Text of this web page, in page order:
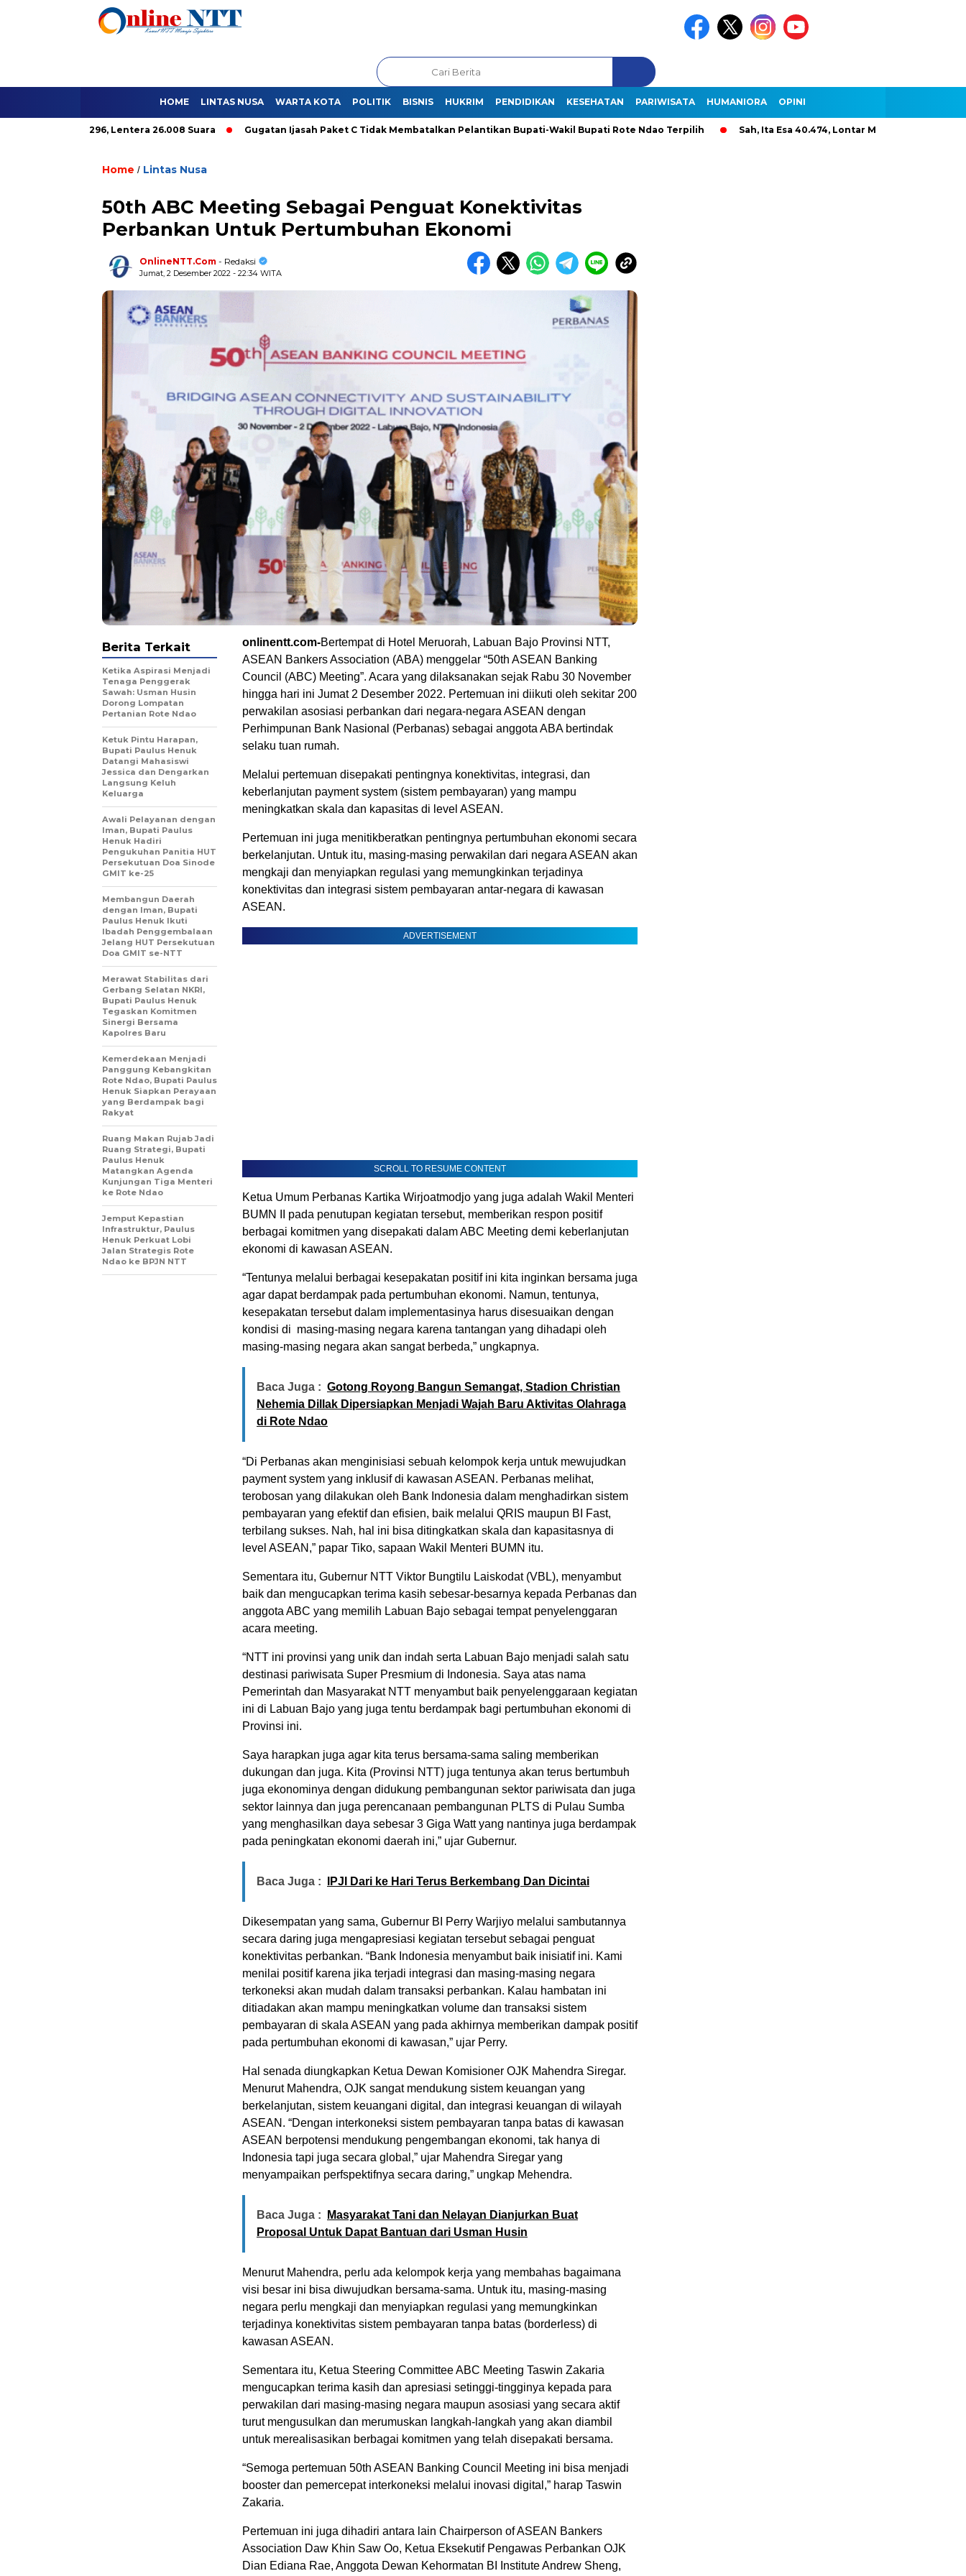
HOME LINTAS NUSA WARTA KOTA POLITIK BISNIS HUKRIM PENDIDIKAN KESEHATAN PARIWISATA HUMANIORA OPINI
Hanya 9.296, Lentera 26.008 Suara Gugatan Ijasah Paket C Tidak Membatalkan Pelantikan Bupati-Wakil Bupati Rote Ndao Terpilih Sah, Ita Esa 40.474, Lontar Malole Hanya 9.296,
Home / Lintas Nusa
50th ABC Meeting Sebagai Penguat Konektivitas
Perbankan Untuk Pertumbuhan Ekonomi
OnlineNTT.Com - Redaksi
Jumat, 2 Desember 2022 - 22:34 WITA
onlinentt.com-Bertempat di Hotel Meruorah, Labuan Bajo Provinsi NTT,
ASEAN Bankers Association (ABA) menggelar “50th ASEAN Banking
Council (ABC) Meeting”. Acara yang dilaksanakan sejak Rabu 30 November
hingga hari ini Jumat 2 Desember 2022. Pertemuan ini diikuti oleh sekitar 200
perwakilan asosiasi perbankan dari negara-negara ASEAN dengan
Perhimpunan Bank Nasional (Perbanas) sebagai anggota ABA bertindak
selaku tuan rumah.
Melalui pertemuan disepakati pentingnya konektivitas, integrasi, dan
keberlanjutan payment system (sistem pembayaran) yang mampu
meningkatkan skala dan kapasitas di level ASEAN.
Pertemuan ini juga menitikberatkan pentingnya pertumbuhan ekonomi secara
berkelanjutan. Untuk itu, masing-masing perwakilan dari negara ASEAN akan
mengkaji dan menyiapkan regulasi yang memungkinkan terjadinya
konektivitas dan integrasi sistem pembayaran antar-negara di kawasan
ASEAN.
ADVERTISEMENT
SCROLL TO RESUME CONTENT
Ketua Umum Perbanas Kartika Wirjoatmodjo yang juga adalah Wakil Menteri
BUMN II pada penutupan kegiatan tersebut, memberikan respon positif
berbagai komitmen yang disepakati dalam ABC Meeting demi keberlanjutan
ekonomi di kawasan ASEAN.
“Tentunya melalui berbagai kesepakatan positif ini kita inginkan bersama juga
agar dapat berdampak pada pertumbuhan ekonomi. Namun, tentunya,
kesepakatan tersebut dalam implementasinya harus disesuaikan dengan
kondisi di masing-masing negara karena tantangan yang dihadapi oleh
masing-masing negara akan sangat berbeda,” ungkapnya.
Baca Juga : Gotong Royong Bangun Semangat, Stadion Christian
Nehemia Dillak Dipersiapkan Menjadi Wajah Baru Aktivitas Olahraga
di Rote Ndao
“Di Perbanas akan menginisiasi sebuah kelompok kerja untuk mewujudkan
payment system yang inklusif di kawasan ASEAN. Perbanas melihat,
terobosan yang dilakukan oleh Bank Indonesia dalam menghadirkan sistem
pembayaran yang efektif dan efisien, baik melalui QRIS maupun BI Fast,
terbilang sukses. Nah, hal ini bisa ditingkatkan skala dan kapasitasnya di
level ASEAN,” papar Tiko, sapaan Wakil Menteri BUMN itu.
Sementara itu, Gubernur NTT Viktor Bungtilu Laiskodat (VBL), menyambut
baik dan mengucapkan terima kasih sebesar-besarnya kepada Perbanas dan
anggota ABC yang memilih Labuan Bajo sebagai tempat penyelenggaran
acara meeting.
“NTT ini provinsi yang unik dan indah serta Labuan Bajo menjadi salah satu
destinasi pariwisata Super Presmium di Indonesia. Saya atas nama
Pemerintah dan Masyarakat NTT menyambut baik penyelenggaraan kegiatan
ini di Labuan Bajo yang juga tentu berdampak bagi pertumbuhan ekonomi di
Provinsi ini.
Saya harapkan juga agar kita terus bersama-sama saling memberikan
dukungan dan juga. Kita (Provinsi NTT) juga tentunya akan terus bertumbuh
juga ekonominya dengan didukung pembangunan sektor pariwisata dan juga
sektor lainnya dan juga perencanaan pembangunan PLTS di Pulau Sumba
yang menghasilkan daya sebesar 3 Giga Watt yang nantinya juga berdampak
pada peningkatan ekonomi daerah ini,” ujar Gubernur.
Baca Juga : IPJI Dari ke Hari Terus Berkembang Dan Dicintai
Dikesempatan yang sama, Gubernur BI Perry Warjiyo melalui sambutannya
secara daring juga mengapresiasi kegiatan tersebut sebagai penguat
konektivitas perbankan. “Bank Indonesia menyambut baik inisiatif ini. Kami
menilai positif karena jika terjadi integrasi dan masing-masing negara
terkoneksi akan mudah dalam transaksi perbankan. Kalau hambatan ini
ditiadakan akan mampu meningkatkan volume dan transaksi sistem
pembayaran di skala ASEAN yang pada akhirnya memberikan dampak positif
pada pertumbuhan ekonomi di kawasan,” ujar Perry.
Hal senada diungkapkan Ketua Dewan Komisioner OJK Mahendra Siregar.
Menurut Mahendra, OJK sangat mendukung sistem keuangan yang
berkelanjutan, sistem keuangani digital, dan integrasi keuangan di wilayah
ASEAN. “Dengan interkoneksi sistem pembayaran tanpa batas di kawasan
ASEAN berpotensi mendukung pengembangan ekonomi, tak hanya di
Indonesia tapi juga secara global,” ujar Mahendra Siregar yang
menyampaikan perfspektifnya secara daring,” ungkap Mehendra.
Baca Juga :
Masyarakat Tani dan Nelayan Dianjurkan Buat
Proposal Untuk Dapat Bantuan dari Usman Husin
Menurut Mahendra, perlu ada kelompok kerja yang membahas bagaimana
visi besar ini bisa diwujudkan bersama-sama. Untuk itu, masing-masing
negara perlu mengkaji dan menyiapkan regulasi yang memungkinkan
terjadinya konektivitas sistem pembayaran tanpa batas (borderless) di
kawasan ASEAN.
Sementara itu, Ketua Steering Committee ABC Meeting Taswin Zakaria
mengucapkan terima kasih dan apresiasi setinggi-tingginya kepada para
perwakilan dari masing-masing negara maupun asosiasi yang secara aktif
turut mengusulkan dan merumuskan langkah-langkah yang akan diambil
untuk merealisasikan berbagai komitmen yang telah disepakati bersama.
“Semoga pertemuan 50th ASEAN Banking Council Meeting ini bisa menjadi
booster dan pemercepat interkoneksi melalui inovasi digital,” harap Taswin
Zakaria.
Pertemuan ini juga dihadiri antara lain Chairperson of ASEAN Bankers
Association Daw Khin Saw Oo, Ketua Eksekutif Pengawas Perbankan OJK
Dian Ediana Rae, Anggota Dewan Kehormatan BI Institute Andrew Sheng,
Berita Terkait
Ketika Aspirasi Menjadi
Tenaga Penggerak
Sawah: Usman Husin
Dorong Lompatan
Pertanian Rote Ndao
Ketuk Pintu Harapan,
Bupati Paulus Henuk
Datangi Mahasiswi
Jessica dan Dengarkan
Langsung Keluh
Keluarga
Awali Pelayanan dengan
Iman, Bupati Paulus
Henuk Hadiri
Pengukuhan Panitia HUT
Persekutuan Doa Sinode
GMIT ke-25
Membangun Daerah
dengan Iman, Bupati
Paulus Henuk Ikuti
Ibadah Penggembalaan
Jelang HUT Persekutuan
Doa GMIT se-NTT
Merawat Stabilitas dari
Gerbang Selatan NKRI,
Bupati Paulus Henuk
Tegaskan Komitmen
Sinergi Bersama
Kapolres Baru
Kemerdekaan Menjadi
Panggung Kebangkitan
Rote Ndao, Bupati Paulus
Henuk Siapkan Perayaan
yang Berdampak bagi
Rakyat
Ruang Makan Rujab Jadi
Ruang Strategi, Bupati
Paulus Henuk
Matangkan Agenda
Kunjungan Tiga Menteri
ke Rote Ndao
Jemput Kepastian
Infrastruktur, Paulus
Henuk Perkuat Lobi
Jalan Strategis Rote
Ndao ke BPJN NTT